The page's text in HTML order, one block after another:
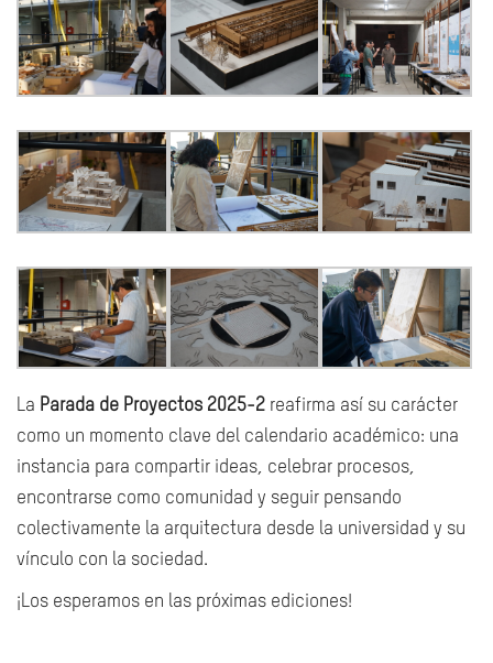
La Parada de Proyectos 2025-2 reafirma así su carácter
como un momento clave del calendario académico: una
instancia para compartir ideas, celebrar procesos,
encontrarse como comunidad y seguir pensando
colectivamente la arquitectura desde la universidad y su
vínculo con la sociedad.
¡Los esperamos en las próximas ediciones!